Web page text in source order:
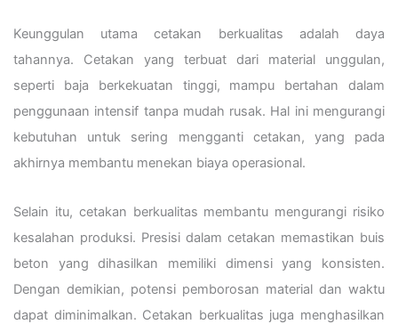
Keunggulan utama cetakan berkualitas adalah daya
tahannya. Cetakan yang terbuat dari material unggulan,
seperti baja berkekuatan tinggi, mampu bertahan dalam
penggunaan intensif tanpa mudah rusak. Hal ini mengurangi
kebutuhan untuk sering mengganti cetakan, yang pada
akhirnya membantu menekan biaya operasional.
Selain itu, cetakan berkualitas membantu mengurangi risiko
kesalahan produksi. Presisi dalam cetakan memastikan buis
beton yang dihasilkan memiliki dimensi yang konsisten.
Dengan demikian, potensi pemborosan material dan waktu
dapat diminimalkan. Cetakan berkualitas juga menghasilkan